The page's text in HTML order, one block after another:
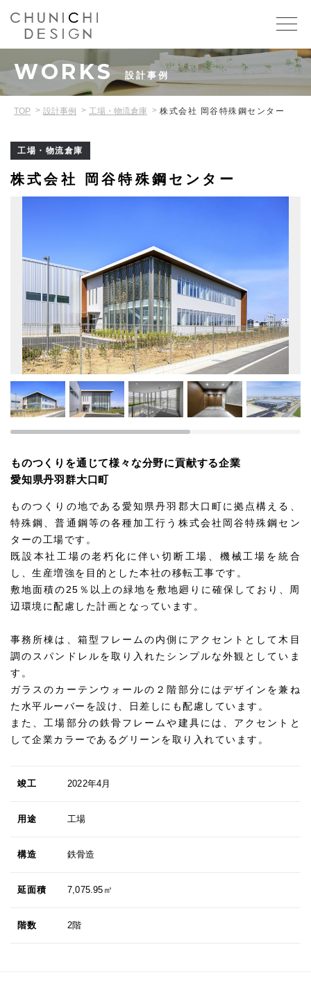
WORKS 設計事例
TOP 設計事例 工場・物流倉庫 株式会社 岡谷特殊鋼センター
工場・物流倉庫
株式会社 岡谷特殊鋼センター
ものつくりを通じて様々な分野に貢献する企業
愛知県丹羽群大口町
ものつくりの地である愛知県丹羽郡大口町に拠点構える、
特殊鋼、普通鋼等の各種加工行う株式会社岡谷特殊鋼セン
ターの工場です。
既設本社工場の老朽化に伴い切断工場、機械工場を統合
し、生産増強を目的とした本社の移転工事です。
敷地面積の25％以上の緑地を敷地廻りに確保しており、周
辺環境に配慮した計画となっています。
事務所棟は、箱型フレームの内側にアクセントとして木目
調のスパンドレルを取り入れたシンプルな外観としていま
す。
ガラスのカーテンウォールの２階部分にはデザインを兼ね
た水平ルーバーを設け、日差しにも配慮しています。
また、工場部分の鉄骨フレームや建具には、アクセントと
して企業カラーであるグリーンを取り入れています。
竣工 2022年4月
用途 工場
構造 鉄骨造
延面積 7,075.95㎡
階数 2階